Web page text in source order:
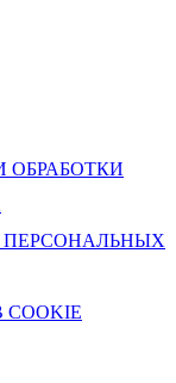
ПЕРСОНАЛЬНЫХ